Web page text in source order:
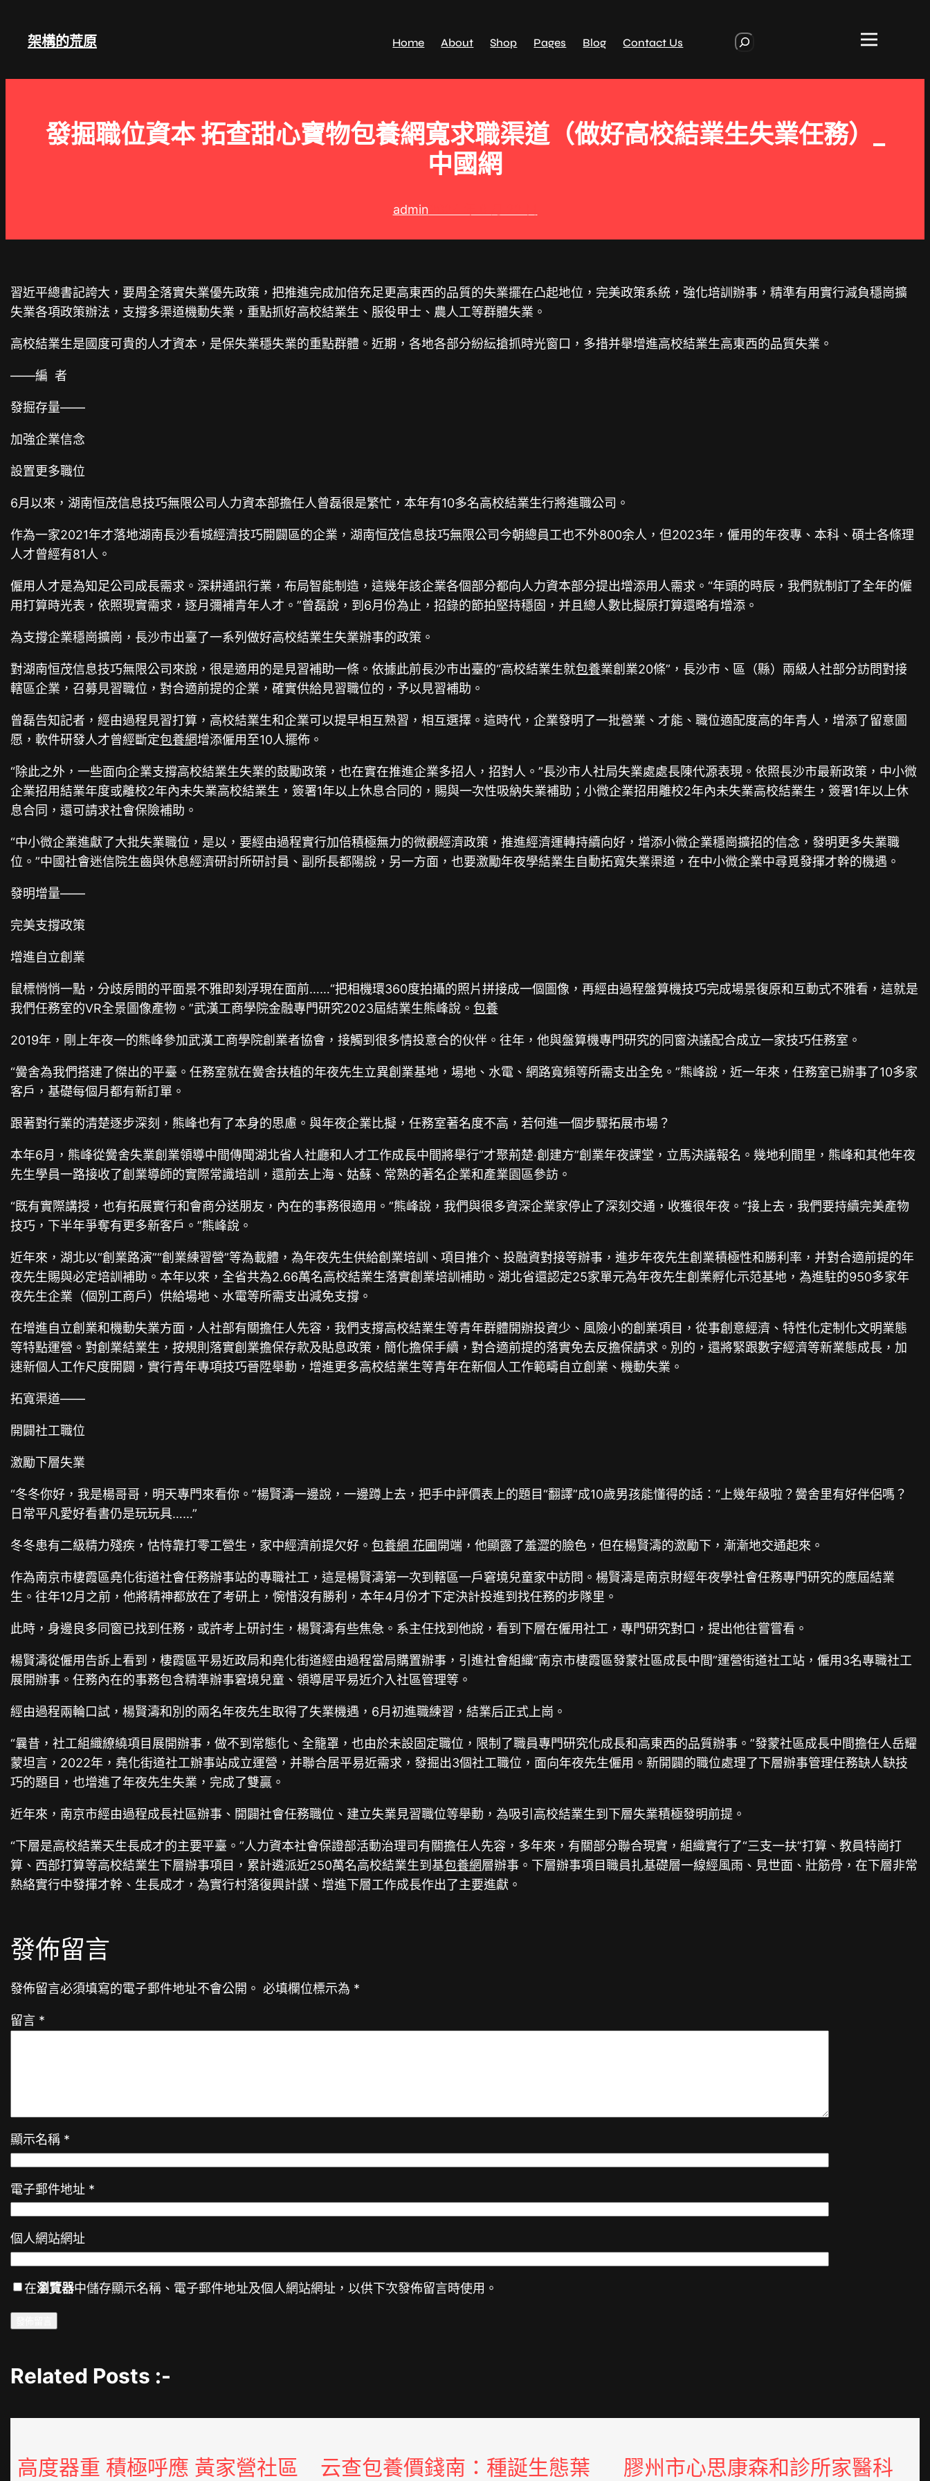
架構的荒原 Home About Shop Pages Blog Contact Us
r
發掘職位資本 拓查甜心寶物包養網寬求職渠道（做好高校結業生失業任務）_
中國網
admin
習近平總書記誇大，要周全落實失業優先政策，把推進完成加倍充足更高東西的品質的失業擺在凸起地位，完美政策系統，強化培訓辦事，精準有用實行減負穩崗擴
失業各項政策辦法，支撐多渠道機動失業，重點抓好高校結業生、服役甲士、農人工等群體失業。
高校結業生是國度可貴的人才資本，是保失業穩失業的重點群體。近期，各地各部分紛紜搶抓時光窗口，多措并舉增進高校結業生高東西的品質失業。
——編 者
發掘存量——
加強企業信念
設置更多職位
6月以來，湖南恒茂信息技巧無限公司人力資本部擔任人曾磊很是繁忙，本年有10多名高校結業生行將進職公司。
作為一家2021年才落地湖南長沙看城經濟技巧開闢區的企業，湖南恒茂信息技巧無限公司今朝總員工也不外800余人，但2023年，僱用的年夜專、本科、碩士各條理
人才曾經有81人。
僱用人才是為知足公司成長需求。深耕通訊行業，布局智能制造，這幾年該企業各個部分都向人力資本部分提出增添用人需求。“年頭的時辰，我們就制訂了全年的僱
用打算時光表，依照現實需求，逐月彌補青年人才。”曾磊說，到6月份為止，招錄的節拍堅持穩固，并且總人數比擬原打算還略有增添。
為支撐企業穩崗擴崗，長沙市出臺了一系列做好高校結業生失業辦事的政策。
對湖南恒茂信息技巧無限公司來說，很是適用的是見習補助一條。依據此前長沙市出臺的“高校結業生就包養業創業20條”，長沙市、區（縣）兩級人社部分訪問對接
轄區企業，召募見習職位，對合適前提的企業，確實供給見習職位的，予以見習補助。
曾磊告知記者，經由過程見習打算，高校結業生和企業可以提早相互熟習，相互選擇。這時代，企業發明了一批營業、才能、職位適配度高的年青人，增添了留意圖
愿，軟件研發人才曾經斷定包養網增添僱用至10人擺佈。
“除此之外，一些面向企業支撐高校結業生失業的鼓勵政策，也在實在推進企業多招人，招對人。”長沙市人社局失業處處長陳代源表現。依照長沙市最新政策，中小微
企業招用結業年度或離校2年內未失業高校結業生，簽署1年以上休息合同的，賜與一次性吸納失業補助；小微企業招用離校2年內未失業高校結業生，簽署1年以上休
息合同，還可請求社會保險補助。
“中小微企業進獻了大批失業職位，是以，要經由過程實行加倍積極無力的微觀經濟政策，推進經濟運轉持續向好，增添小微企業穩崗擴招的信念，發明更多失業職
位。”中國社會迷信院生齒與休息經濟研討所研討員、副所長都陽說，另一方面，也要激勵年夜學結業生自動拓寬失業渠道，在中小微企業中尋覓發揮才幹的機遇。
發明增量——
完美支撐政策
增進自立創業
鼠標悄悄一點，分歧房間的平面景不雅即刻浮現在面前……“把相機環360度拍攝的照片拼接成一個圖像，再經由過程盤算機技巧完成場景復原和互動式不雅看，這就是
我們任務室的VR全景圖像產物。”武漢工商學院金融專門研究2023屆結業生熊峰說。包養
2019年，剛上年夜一的熊峰參加武漢工商學院創業者協會，接觸到很多情投意合的伙伴。往年，他與盤算機專門研究的同窗決議配合成立一家技巧任務室。
“黌舍為我們搭建了傑出的平臺。任務室就在黌舍扶植的年夜先生立異創業基地，場地、水電、網路寬頻等所需支出全免。”熊峰說，近一年來，任務室已辦事了10多家
客戶，基礎每個月都有新訂單。
跟著對行業的清楚逐步深刻，熊峰也有了本身的思慮。與年夜企業比擬，任務室著名度不高，若何進一個步驟拓展市場？
本年6月，熊峰從黌舍失業創業領導中間傳聞湖北省人社廳和人才工作成長中間將舉行“才聚荊楚·創建方”創業年夜課堂，立馬決議報名。幾地利間里，熊峰和其他年夜
先生學員一路接收了創業導師的實際常識培訓，還前去上海、姑蘇、常熟的著名企業和產業園區參訪。
“既有實際講授，也有拓展實行和會商分送朋友，內在的事務很適用。”熊峰說，我們與很多資深企業家停止了深刻交通，收獲很年夜。“接上去，我們要持續完美產物
技巧，下半年爭奪有更多新客戶。”熊峰說。
近年來，湖北以“創業路演”“創業練習營”等為載體，為年夜先生供給創業培訓、項目推介、投融資對接等辦事，進步年夜先生創業積極性和勝利率，并對合適前提的年
夜先生賜與必定培訓補助。本年以來，全省共為2.66萬名高校結業生落實創業培訓補助。湖北省還認定25家單元為年夜先生創業孵化示范基地，為進駐的950多家年
夜先生企業（個別工商戶）供給場地、水電等所需支出減免支撐。
在增進自立創業和機動失業方面，人社部有關擔任人先容，我們支撐高校結業生等青年群體開辦投資少、風險小的創業項目，從事創意經濟、特性化定制化文明業態
等特點運營。對創業結業生，按規則落實創業擔保存款及貼息政策，簡化擔保手續，對合適前提的落實免去反擔保請求。別的，還將緊跟數字經濟等新業態成長，加
速新個人工作尺度開闢，實行青年專項技巧晉陞舉動，增進更多高校結業生等青年在新個人工作範疇自立創業、機動失業。
拓寬渠道——
開闢社工職位
激勵下層失業
“冬冬你好，我是楊哥哥，明天專門來看你。”楊賢濤一邊說，一邊蹲上去，把手中評價表上的題目“翻譯”成10歲男孩能懂得的話：“上幾年級啦？黌舍里有好伴侶嗎？
日常平凡愛好看書仍是玩玩具……”
冬冬患有二級精力殘疾，怙恃靠打零工營生，家中經濟前提欠好。包養網 花圃 開端，他顯露了羞澀的臉色，但在楊賢濤的激勵下，漸漸地交通起來。
作為南京市棲霞區堯化街道社會任務辦事站的專職社工，這是楊賢濤第一次到轄區一戶窘境兒童家中訪問。楊賢濤是南京財經年夜學社會任務專門研究的應屆結業
生。往年12月之前，他將精神都放在了考研上，惋惜沒有勝利，本年4月份才下定決計投進到找任務的步隊里。
此時，身邊良多同窗已找到任務，或許考上研討生，楊賢濤有些焦急。系主任找到他說，看到下層在僱用社工，專門研究對口，提出他往嘗嘗看。
楊賢濤從僱用告訴上看到，棲霞區平易近政局和堯化街道經由過程當局購置辦事，引進社會組織“南京市棲霞區發蒙社區成長中間”運營街道社工站，僱用3名專職社工
展開辦事。任務內在的事務包含精準辦事窘境兒童、領導居平易近介入社區管理等。
經由過程兩輪口試，楊賢濤和別的兩名年夜先生取得了失業機遇，6月初進職練習，結業后正式上崗。
“曩昔，社工組織繚繞項目展開辦事，做不到常態化、全籠罩，也由於未設固定職位，限制了職員專門研究化成長和高東西的品質辦事。”發蒙社區成長中間擔任人岳耀
蒙坦言，2022年，堯化街道社工辦事站成立運營，并聯合居平易近需求，發掘出3個社工職位，面向年夜先生僱用。新開闢的職位處理了下層辦事管理任務缺人缺技
巧的題目，也增進了年夜先生失業，完成了雙贏。
近年來，南京市經由過程成長社區辦事、開闢社會任務職位、建立失業見習職位等舉動，為吸引高校結業生到下層失業積極發明前提。
“下層是高校結業天生長成才的主要平臺。”人力資本社會保證部活動治理司有關擔任人先容，多年來，有關部分聯合現實，組織實行了“三支一扶”打算、教員特崗打
算、西部打算等高校結業生下層辦事項目，累計遴派近250萬名高校結業生到基包養網層辦事。下層辦事項目職員扎基礎層一線經風雨、見世面、壯筋骨，在下層非常
熱絡實行中發揮才幹、生長成才，為實行村落復興計謀、增進下層工作成長作出了主要進獻。
發佈留言
發佈留言必須填寫的電子郵件地址不會公開。 必填欄位標示為 *
留言 *
顯示名稱 *
電子郵件地址 *
個人網站網址
在瀏覽器中儲存顯示名稱、電子郵件地址及個人網站網址，以供下次發佈留言時使用。
Related Posts :-
高度器重 積極呼應 黃家營社區 云查包養價錢南：種誕生態葉 膠州市心思康森和診所家醫科